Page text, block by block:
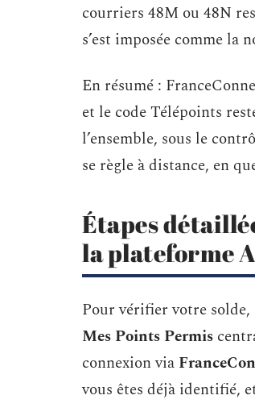
courriers 48M ou 48N
s’est imposée comme la
En résumé :
et le code Télépoints
l’ensemble, sous le
se règle à distance, en
Étapes
la plateforme
Pour vérifier votre
Mes Points Permis
connexion via
vous êtes déjà identifié,